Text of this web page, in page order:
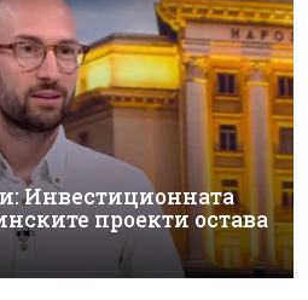
Инвестиционната
проекти остава